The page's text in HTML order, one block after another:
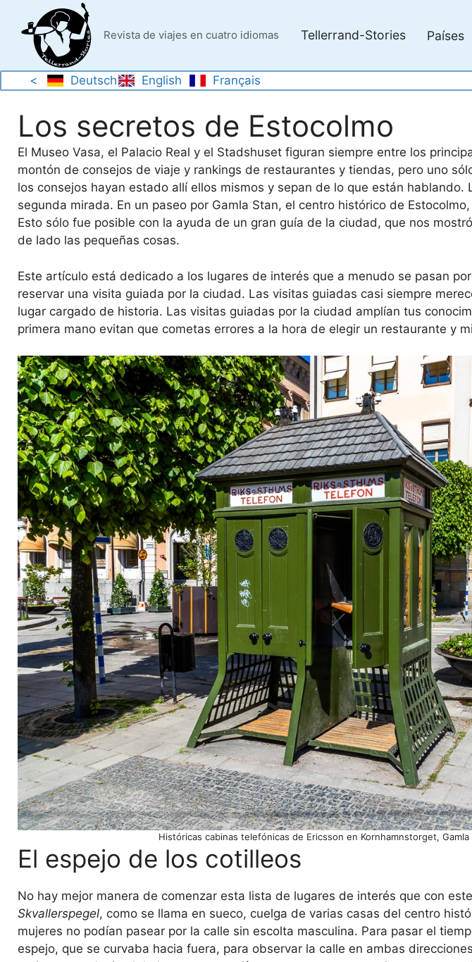
contenido
Revista de viajes en cuatro idiomas Tellerrand-Stories Países
< Deutsch English Français
Los secretos de Estocolmo
El Museo Vasa, el Palacio Real y el Stadshuset figuran siempre entre los
montón de consejos de viaje y rankings de restaurantes y tiendas, pero uno
los consejos hayan estado allí ellos mismos y sepan de lo que están
segunda mirada. En un paseo por Gamla Stan, el centro histórico de
Esto sólo fue posible con la ayuda de un gran guía de la ciudad, que nos
de lado las pequeñas cosas.
Este artículo está dedicado a los lugares de interés que a menudo se pasan
reservar una visita guiada por la ciudad. Las visitas guiadas casi siempre
lugar cargado de historia. Las visitas guiadas por la ciudad amplían tus
primera mano evitan que cometas errores a la hora de elegir un restaurante y
Históricas cabinas telefónicas de Ericsson en Kornhamnstorget,
El espejo de los cotilleos
No hay mejor manera de comenzar esta lista de lugares de interés que con
Skvallerspegel, como se llama en sueco, cuelga de varias casas del centro
mujeres no podían pasear por la calle sin escolta masculina. Para pasar el
espejo, que se curvaba hacia fuera, para observar la calle en ambas